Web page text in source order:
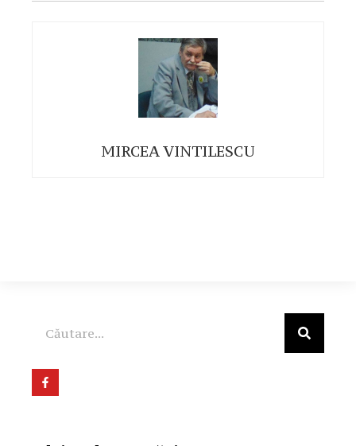
MIRCEA VINTILESCU